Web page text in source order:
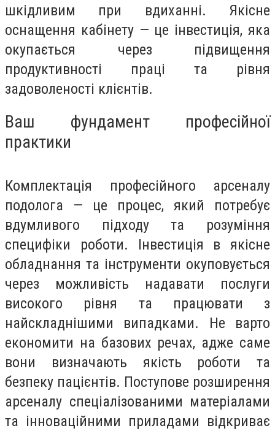
шкідливим при вдиханні. Якісне
оснащення кабінету — це інвестиція, яка
окупається через підвищення
продуктивності праці та рівня
задоволеності клієнтів.
Ваш фундамент професійної
практики
Комплектація професійного арсеналу
подолога — це процес, який потребує
вдумливого підходу та розуміння
специфіки роботи. Інвестиція в якісне
обладнання та інструменти окуповується
через можливість надавати послуги
високого рівня та працювати з
найскладнішими випадками. Не варто
економити на базових речах, адже саме
вони визначають якість роботи та
безпеку пацієнтів. Поступове розширення
арсеналу спеціалізованими матеріалами
та інноваційними приладами відкриває